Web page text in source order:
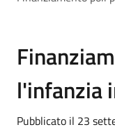
l'infanzia
Pubblicato il 23